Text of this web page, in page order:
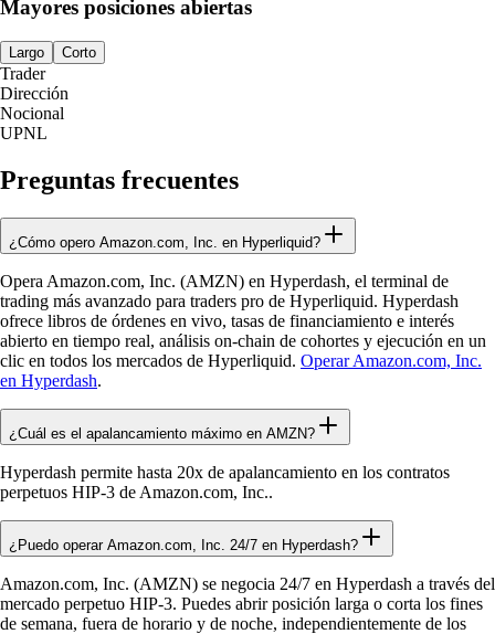
Mayores posiciones abiertas
Largo Corto
Trader
Dirección
Nocional
UPNL
Preguntas frecuentes
¿Cómo opero Amazon.com, Inc. en Hyperliquid?
Opera Amazon.com, Inc. (AMZN) en Hyperdash, el terminal de
trading más avanzado para traders pro de Hyperliquid. Hyperdash
ofrece libros de órdenes en vivo, tasas de financiamiento e interés
abierto en tiempo real, análisis on-chain de cohortes y ejecución en un
clic en todos los mercados de Hyperliquid. Operar Amazon.com, Inc.
en Hyperdash.
¿Cuál es el apalancamiento máximo en AMZN?
Hyperdash permite hasta 20x de apalancamiento en los contratos
perpetuos HIP-3 de Amazon.com, Inc..
¿Puedo operar Amazon.com, Inc. 24/7 en Hyperdash?
Amazon.com, Inc. (AMZN) se negocia 24/7 en Hyperdash a través del
mercado perpetuo HIP-3. Puedes abrir posición larga o corta los fines
de semana, fuera de horario y de noche, independientemente de los